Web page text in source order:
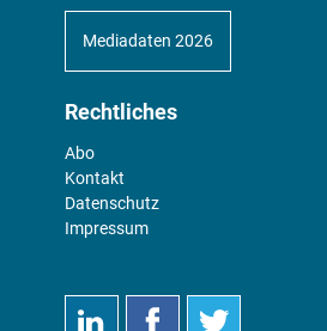
Mediadaten 2026
Rechtliches
Abo
Kontakt
Datenschutz
Impressum